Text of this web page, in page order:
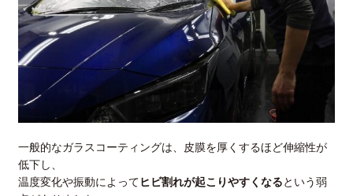
一般的なガラスコーティングは、皮膜を厚くするほど伸縮性が
低下し、
温度変化や振動によってヒビ割れが起こりやすくなるという弱